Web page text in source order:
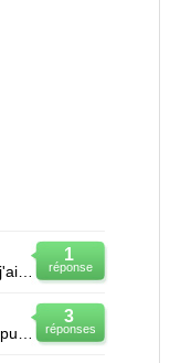
1
réponse
Bsr,je suis une étudiante ingénieur informatique spécialité génie logiciel,j'ai déja choisi un sujet
3
réponses